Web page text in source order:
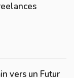
vers un Futur